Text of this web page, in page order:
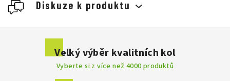
Diskuze k produktu
Přidat komentář
Cyklistické
Velký výběr kvalitních kol
Vyberte si z více než 4000 produktů